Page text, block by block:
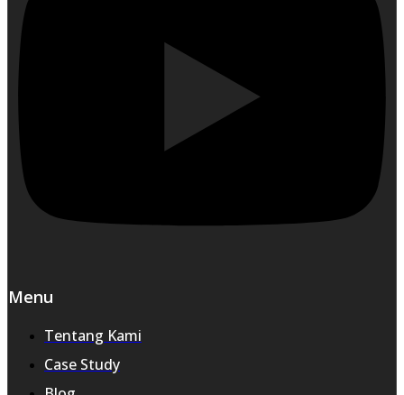
Menu
Tentang Kami
Case Study